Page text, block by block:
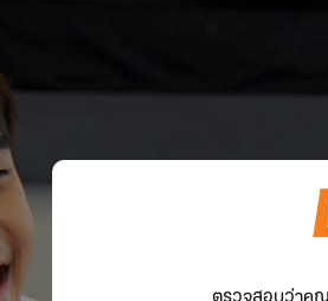
ตรวจสอบว่าคุ